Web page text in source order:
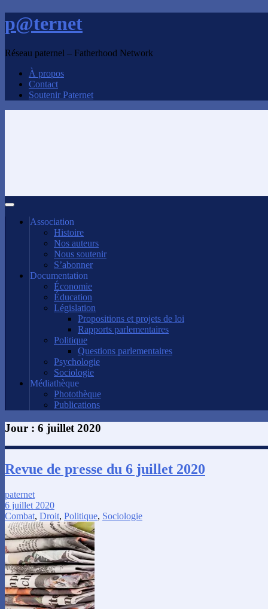
p@ternet
Réseau paternel – Fatherhood Network
À propos
Contact
Soutenir Paternet
Association
Histoire
Nos auteurs
Nous soutenir
S’abonner
Documentation
Économie
Éducation
Législation
Propositions et projets de loi
Rapports parlementaires
Politique
Questions parlementaires
Psychologie
Sociologie
Médiathèque
Photothèque
Publications
Jour : 6 juillet 2020
Revue de presse du 6 juillet 2020
paternet
6 juillet 2020
Combat, Droit, Politique, Sociologie